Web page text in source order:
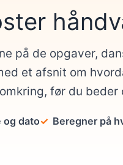
på de opgaver,
et afsnit om
før du beder
og dato Beregner på